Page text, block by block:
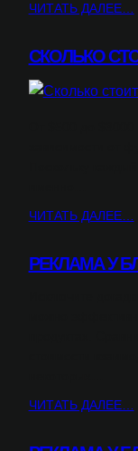
ЧИТАТЬ ДАЛЕЕ…
СКОЛЬКО
ЧИТАТЬ ДАЛЕЕ…
РЕКЛАМА У
ЧИТАТЬ ДАЛЕЕ…